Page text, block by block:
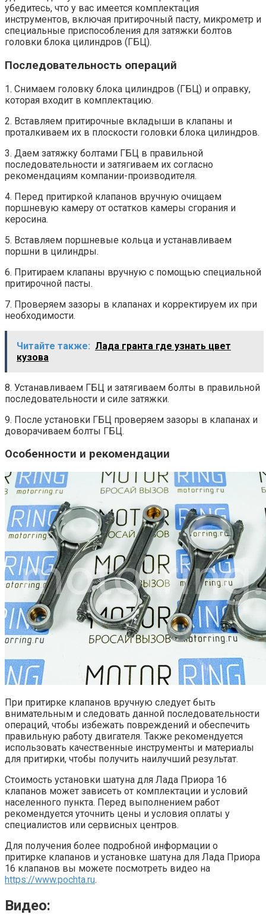
убедитесь, что у вас имеется комплектация
инструментов, включая притирочный пасту, микрометр и
специальные приспособления для затяжки болтов
головки блока цилиндров (ГБЦ).
Последовательность операций
1. Снимаем головку блока цилиндров (ГБЦ) и оправку,
которая входит в комплектацию.
2. Вставляем притирочные вкладыши в клапаны и
проталкиваем их в плоскости головки блока цилиндров.
3. Даем затяжку болтами ГБЦ в правильной
последовательности и затягиваем их согласно
рекомендациям компании-производителя.
4. Перед притиркой клапанов вручную очищаем
поршневую камеру от остатков камеры сгорания и
керосина.
5. Вставляем поршневые кольца и устанавливаем
поршни в цилиндры.
6. Притираем клапаны вручную с помощью специальной
притирочной пасты.
7. Проверяем зазоры в клапанах и корректируем их при
необходимости.
Читайте также: Лада гранта где узнать цвет
кузова
8. Устанавливаем ГБЦ и затягиваем болты в правильной
последовательности и силе затяжки.
9. После установки ГБЦ проверяем зазоры в клапанах и
доворачиваем болты ГБЦ.
Особенности и рекомендации
При притирке клапанов вручную следует быть
внимательным и следовать данной последовательности
операций, чтобы избежать повреждений и обеспечить
правильную работу двигателя. Также рекомендуется
использовать качественные инструменты и материалы
для притирки, чтобы получить наилучший результат.
Стоимость установки шатуна для Лада Приора 16
клапанов может зависеть от комплектации и условий
населенного пункта. Перед выполнением работ
рекомендуется уточнить цены и условия оплаты у
специалистов или сервисных центров.
Для получения более подробной информации о
притирке клапанов и установке шатуна для Лада Приора
16 клапанов вы можете посмотреть видео на
https://www.pochta.ru.
Видео: